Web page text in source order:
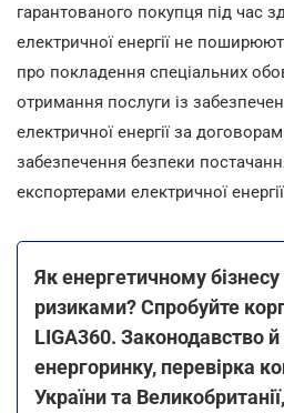
гарантованого покупця під час
електричної енергії не
про покладення спеціальних
отримання послуги із
електричної енергії за
забезпечення безпеки
експортерами електричної
Як енергетичному
ризиками? Спробуйте
LIGA360. Законодавство
енергоринку, перевірка
України та